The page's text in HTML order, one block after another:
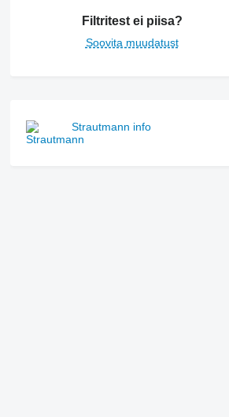
Filtritest ei piisa?
Soovita muudatust
Strautmann info